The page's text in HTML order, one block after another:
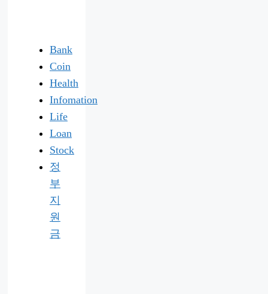
Bank
Coin
Health
Infomation
Life
Loan
Stock
정
부
지
원
금